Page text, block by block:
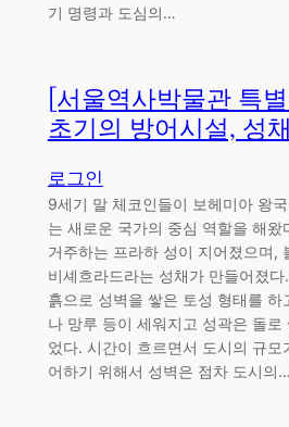
기 명령과 도심의…
[서울역사박물관 특
초기의 방어시설, 성채
로그인
9세기 말 체코인들이 보헤미아 왕
는 새로운 국가의 중심 역할을 해왔
거주하는 프라하 성이 지어졌으며,
비셰흐라드라는 성채가 만들어졌
흙으로 성벽을 쌓은 토성 형태를 하
나 망루 등이 세워지고 성곽은 돌로
었다. 시간이 흐르면서 도시의 규
어하기 위해서 성벽은 점차 도시의…